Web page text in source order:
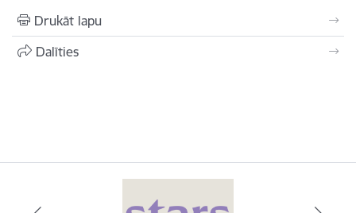
Drukāt lapu
Dalīties